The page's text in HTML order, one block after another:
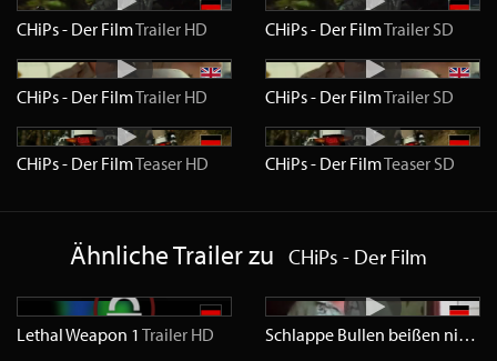
CHiPs - Der FilmTrailer HD CHiPs - Der FilmTrailer SD
CHiPs - Der FilmTrailer HD CHiPs - Der FilmTrailer SD
CHiPs - Der FilmTeaser HD CHiPs - Der FilmTeaser SD
Ähnliche Trailer zu CHiPs - Der Film
Lethal Weapon 1 Trailer HD Schlappe Bullen beißen nicht